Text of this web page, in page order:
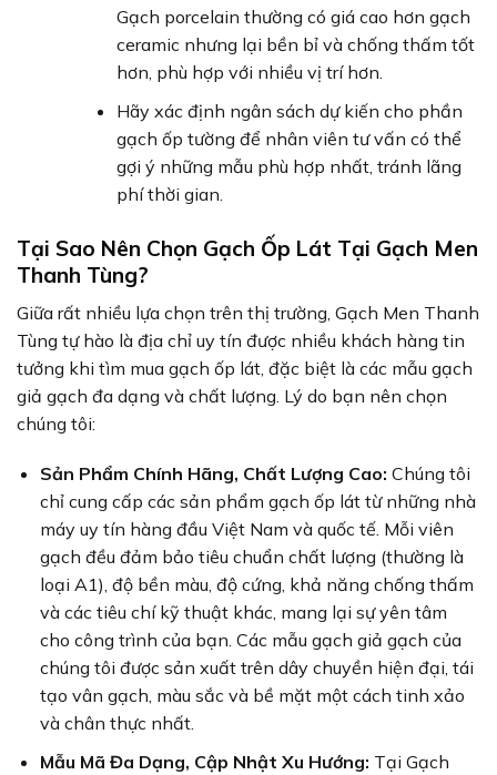
Gạch porcelain thường có giá cao hơn gạch
ceramic nhưng lại bền bỉ và chống thấm tốt
hơn, phù hợp với nhiều vị trí hơn.
Hãy xác định ngân sách dự kiến cho phần
gạch ốp tường để nhân viên tư vấn có thể
gợi ý những mẫu phù hợp nhất, tránh lãng
phí thời gian.
Tại Sao Nên Chọn Gạch Ốp Lát Tại Gạch Men
Thanh Tùng?
Giữa rất nhiều lựa chọn trên thị trường, Gạch Men Thanh
Tùng tự hào là địa chỉ uy tín được nhiều khách hàng tin
tưởng khi tìm mua gạch ốp lát, đặc biệt là các mẫu gạch
giả gạch đa dạng và chất lượng. Lý do bạn nên chọn
chúng tôi:
Sản Phẩm Chính Hãng, Chất Lượng Cao: Chúng tôi
chỉ cung cấp các sản phẩm gạch ốp lát từ những nhà
máy uy tín hàng đầu Việt Nam và quốc tế. Mỗi viên
gạch đều đảm bảo tiêu chuẩn chất lượng (thường là
loại A1), độ bền màu, độ cứng, khả năng chống thấm
và các tiêu chí kỹ thuật khác, mang lại sự yên tâm
cho công trình của bạn. Các mẫu gạch giả gạch của
chúng tôi được sản xuất trên dây chuyền hiện đại, tái
tạo vân gạch, màu sắc và bề mặt một cách tinh xảo
và chân thực nhất.
Mẫu Mã Đa Dạng, Cập Nhật Xu Hướng: Tại Gạch